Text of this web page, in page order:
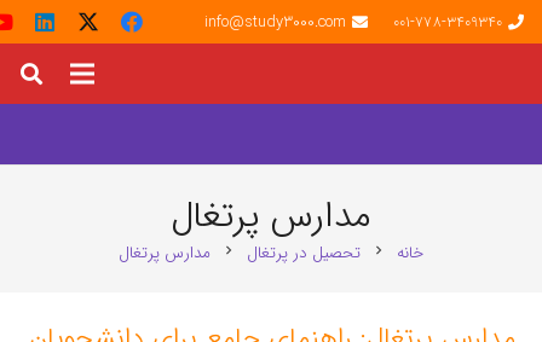
001-778-3409340
info@study3000.com
مدارس پرتغال
خانه chevron_right تحصیل در پرتغال chevron_right مدارس پرتغال